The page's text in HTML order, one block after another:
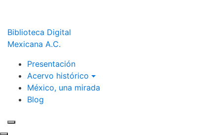
Biblioteca Digital
Mexicana A.C.
Presentación
Acervo histórico
México, una mirada
Blog